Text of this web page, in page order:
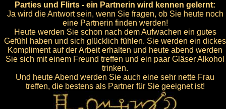
Parties und Flirts - ein Partnerin wird kennen gelernt:
Ja wird die Antwort sein, wenn Sie fragen, ob Sie heute noch
eine Partnerin finden werden!
Heute werden Sie schon nach dem Aufwachen ein gutes
Gefühl haben und sich glücklich fühlen. Sie werden ein dickes
Kompliment auf der Arbeit erhalten und heute abend werden
Sie sich mit einem Freund treffen und ein paar Gläser Alkohol
trinken.
Und heute Abend werden Sie auch eine sehr nette Frau
treffen, die bestens als Partner für Sie geeignet ist!